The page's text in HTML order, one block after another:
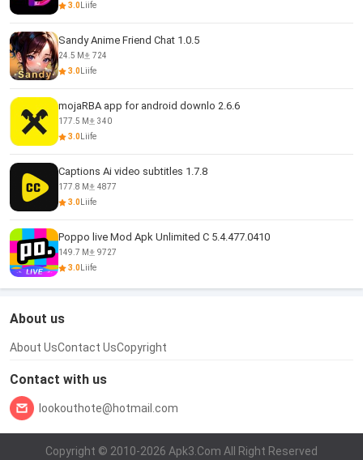
3.0 Liife
Sandy Anime Friend Chat 1.0.5
24.5 M
724
3.0 Liife
mojaRBA app for android downlo 2.6.6
177.5 M
340
3.0 Liife
Captions Ai video subtitles 1.7.8
177.8 M
4877
3.0 Liife
Poppo live Mod Apk Unlimited C 5.4.477.0410
149.7 M
9727
3.0 Liife
About us
About UsContact UsCopyright
Contact with us
lookouthote@hotmail.com
Copyright © 2010-2026 Apk3.Com All Right Reserved